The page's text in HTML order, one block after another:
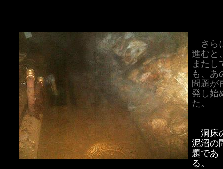
さら
進むと
またし
も、あ
問題が
発し始
た。
洞床
泥沼の
題であ
る。